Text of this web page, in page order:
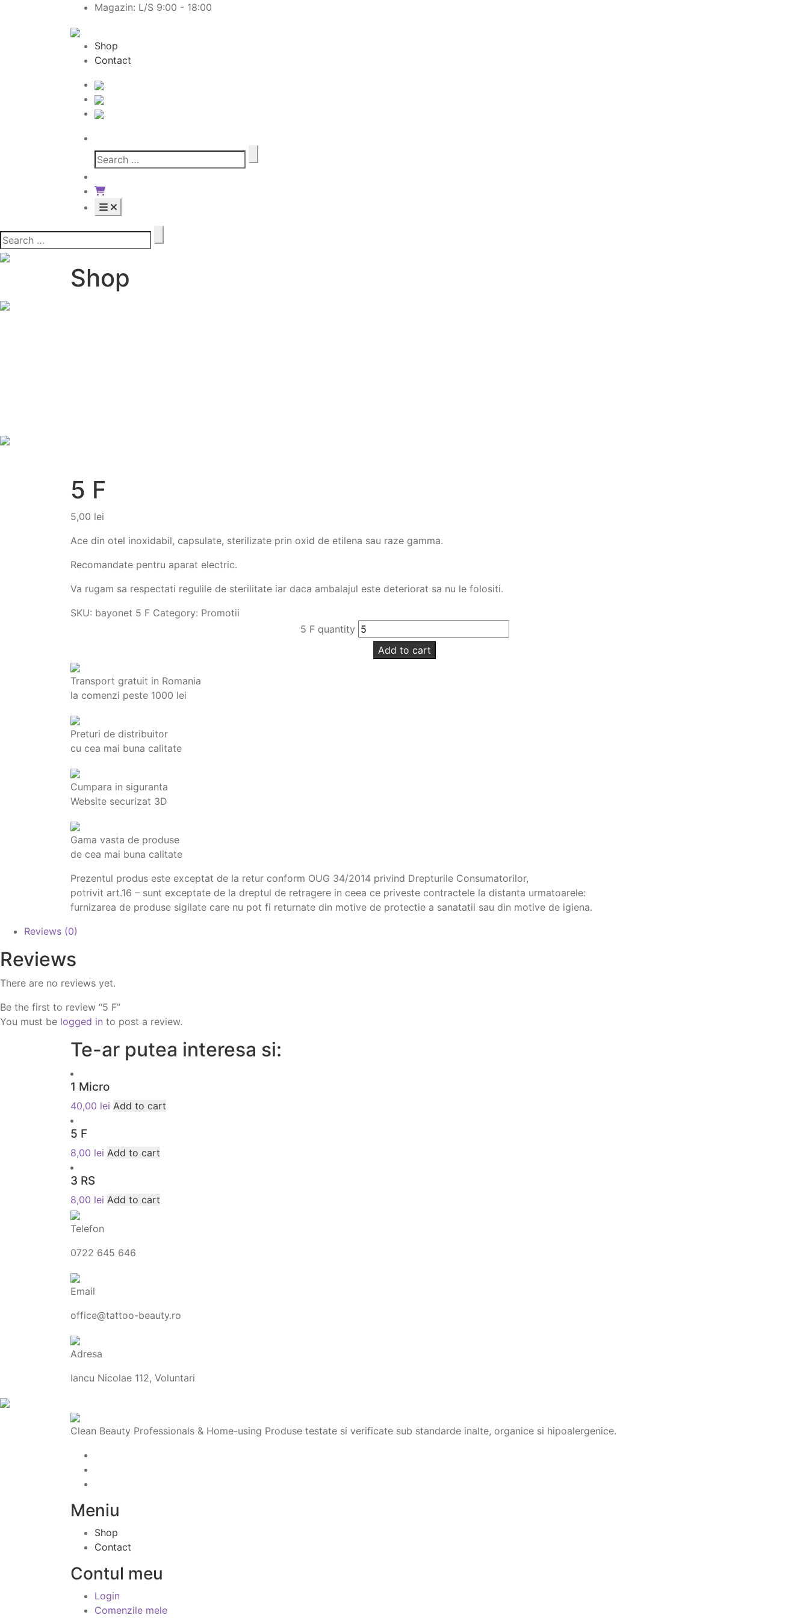
Magazin: L/S 9:00 - 18:00
Shop
Contact
Shop
5 F
5,00 lei
Ace din otel inoxidabil, capsulate, sterilizate prin oxid de etilena sau raze gamma.
Recomandate pentru aparat electric.
Va rugam sa respectati regulile de sterilitate iar daca ambalajul este deteriorat sa nu le folositi.
SKU: bayonet 5 F Category: Promotii
5 F quantity
Add to cart
Transport gratuit in Romania
la comenzi peste 1000 lei
Preturi de distribuitor
cu cea mai buna calitate
Cumpara in siguranta
Website securizat 3D
Gama vasta de produse
de cea mai buna calitate
Prezentul produs este exceptat de la retur conform OUG 34/2014 privind Drepturile Consumatorilor,
potrivit art.16 – sunt exceptate de la dreptul de retragere in ceea ce priveste contractele la distanta urmatoarele:
furnizarea de produse sigilate care nu pot fi returnate din motive de protectie a sanatatii sau din motive de igiena.
Reviews (0)
Reviews
There are no reviews yet.
Be the first to review “5 F”
You must be logged in to post a review.
Te-ar putea interesa si:
1 Micro
40,00 lei Add to cart
5 F
8,00 lei Add to cart
3 RS
8,00 lei Add to cart
Telefon
0722 645 646
Email
office@tattoo-beauty.ro
Adresa
Iancu Nicolae 112, Voluntari
Clean Beauty Professionals & Home-using Produse testate si verificate sub standarde inalte, organice si hipoalergenice.
Meniu
Shop
Contact
Contul meu
Login
Comenzile mele